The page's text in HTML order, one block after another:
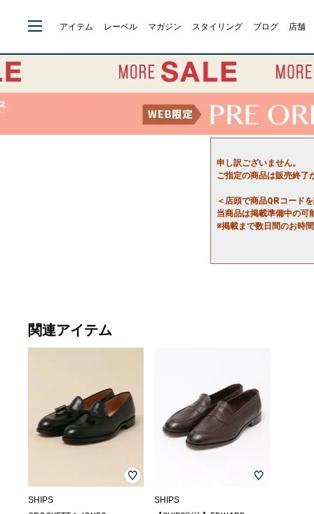
アイテム レーベル マガジン スタイリング ブログ 店舗
申し訳ございません。
ご指定の商品は販売終了
＜店頭で商品QRコード
当商品は掲載準備中の可
※掲載まで数日間のお時
関連アイテム
SHIPS
SHIPS